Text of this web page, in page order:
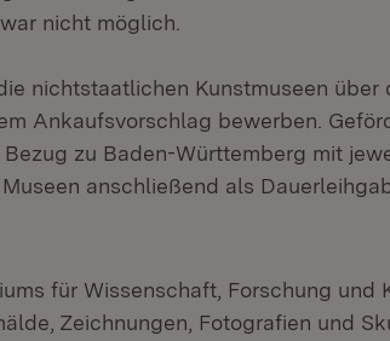
nicht möglich.
nichtstaatlichen Kunstmuseen
Ankaufsvorschlag bewerben.
zu Baden-Württemberg mit
anschließend als
für Wissenschaft, Forschung und
Zeichnungen, Fotografien und